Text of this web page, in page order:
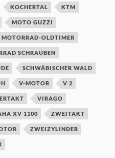
KOCHERTAL KTM
MOTO GUZZI
MOTORRAD-OLDTIMER
SCHRAUBEN
SCHWÄBISCHER WALD
V-MOTOR V 2
VIRAGO
XV 1100 ZWEITAKT
ZWEIZYLINDER